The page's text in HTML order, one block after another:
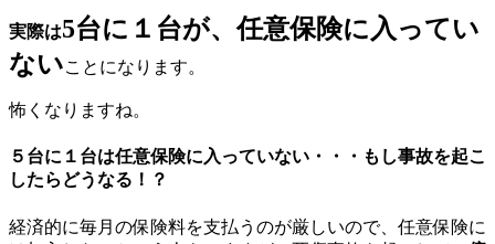
実際は5台に１台が、任意保険に入ってい
ないことになります。
怖くなりますね。
５台に１台は任意保険に入っていない・・・もし事故を起こ
したらどうなる！？
経済的に毎月の保険料を支払うのが厳しいので、任意保険に